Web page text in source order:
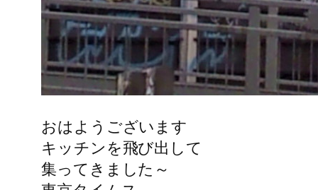
おはようございます
キッチンを飛び出して
集ってきました～